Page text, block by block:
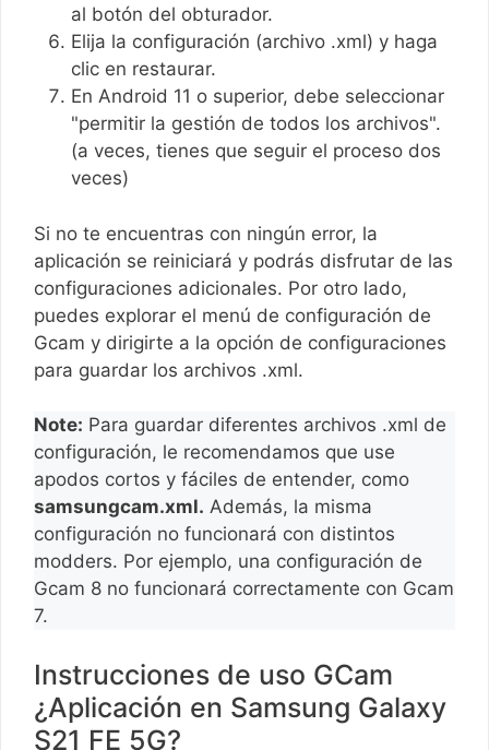
al botón del obturador.
Elija la configuración (archivo .xml) y haga
clic en restaurar.
En Android 11 o superior, debe seleccionar
"permitir la gestión de todos los archivos".
(a veces, tienes que seguir el proceso dos
veces)
Si no te encuentras con ningún error, la
aplicación se reiniciará y podrás disfrutar de las
configuraciones adicionales. Por otro lado,
puedes explorar el menú de configuración de
Gcam y dirigirte a la opción de configuraciones
para guardar los archivos .xml.
Note: Para guardar diferentes archivos .xml de
configuración, le recomendamos que use
apodos cortos y fáciles de entender, como
samsungcam.xml. Además, la misma
configuración no funcionará con distintos
modders. Por ejemplo, una configuración de
Gcam 8 no funcionará correctamente con Gcam
7.
Instrucciones de uso GCam
¿Aplicación en Samsung Galaxy
S21 FE 5G?